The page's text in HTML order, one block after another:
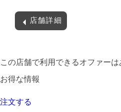
店舗詳細
この店舗で利用できるオファー
お得な情報
注文する